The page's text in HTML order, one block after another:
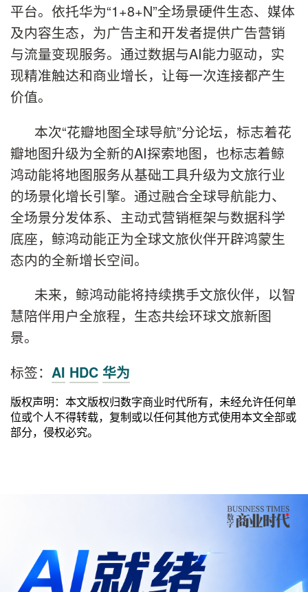
平台。依托华为“1+8+N”全场景硬件生态、媒体
及内容生态，为广告主和开发者提供广告营销
与流量变现服务。通过数据与AI能力驱动，实
现精准触达和商业增长，让每一次连接都产生
价值。
本次“花瓣地图全球导航”分论坛，标志着花
瓣地图升级为全新的AI探索地图，也标志着鲸
鸿动能将地图服务从基础工具升级为文旅行业
的场景化增长引擎。通过融合全球导航能力、
全场景分发体系、主动式营销框架与数据科学
底座，鲸鸿动能正为全球文旅伙伴开辟鸿蒙生
态内的全新增长空间。
未来，鲸鸿动能将持续携手文旅伙伴，以智
慧陪伴用户全旅程，生态共绘环球文旅新图
景。
标签： AI HDC 华为
版权声明：本文版权归数字商业时代所有，未经允许任何单
位或个人不得转载，复制或以任何其他方式使用本文全部或
部分，侵权必究。